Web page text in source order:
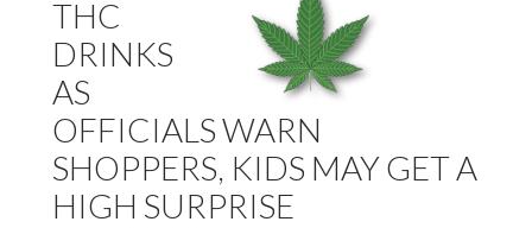
THC
DRINKS
AS
OFFICIALS WARN
SHOPPERS, KIDS MAY GET A
HIGH SURPRISE